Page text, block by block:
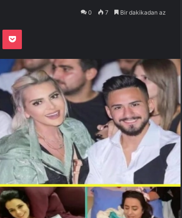
0 7 Bir dakikadan az
Pocket